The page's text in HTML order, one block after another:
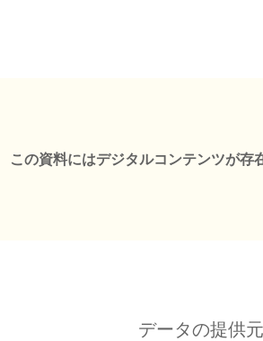
この資料にはデジタルコンテンツが存
データの提供元